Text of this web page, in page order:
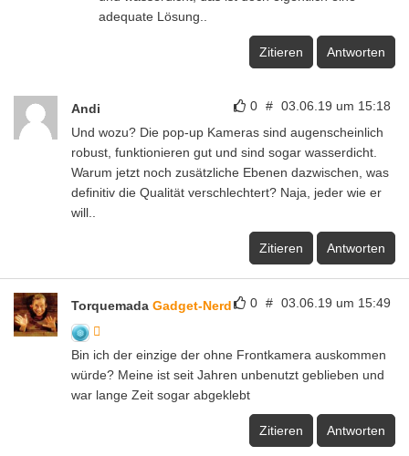
adequate Lösung..
Zitieren Antworten
0 # 03.06.19 um 15:18
Andi
Und wozu? Die pop-up Kameras sind augenscheinlich
robust, funktionieren gut und sind sogar wasserdicht.
Warum jetzt noch zusätzliche Ebenen dazwischen, was
definitiv die Qualität verschlechtert? Naja, jeder wie er
will..
Zitieren Antworten
0 # 03.06.19 um 15:49
Torquemada Gadget-Nerd
Bin ich der einzige der ohne Frontkamera auskommen
würde? Meine ist seit Jahren unbenutzt geblieben und
war lange Zeit sogar abgeklebt
Zitieren Antworten